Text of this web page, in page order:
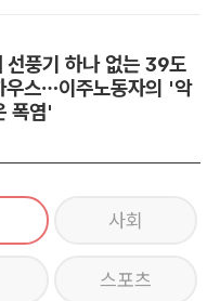
선풍기 하나 없는 39도
우스…이주노동자의 '악
폭염'
사회
스포츠